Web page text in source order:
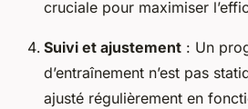
cruciale pour maximiser
Suivi et ajustement : Un
d’entraînement n’est pas
ajusté régulièrement en